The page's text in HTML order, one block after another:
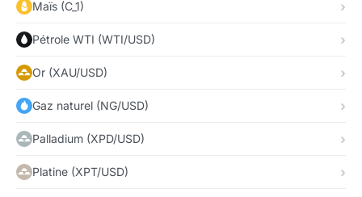
Maïs (C_1)
Pétrole WTI (WTI/USD)
Or (XAU/USD)
Gaz naturel (NG/USD)
Palladium (XPD/USD)
Platine (XPT/USD)